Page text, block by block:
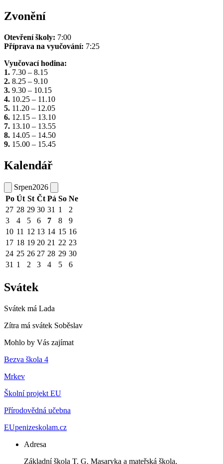
Zvonění
Otevření školy: 7:00
Příprava na vyučování: 7:25
Vyučovací hodina:
1. 7.30 – 8.15
2. 8.25 – 9.10
3. 9.30 – 10.15
4. 10.25 – 11.10
5. 11.20 – 12.05
6. 12.15 – 13.10
7. 13.10 – 13.55
8. 14.05 – 14.50
9. 15.00 – 15.45
Kalendář
Srpen2026
Po Út St Čt Pá So Ne
27 28 29 30 31 1
2
3
4 5 6 7 8
9
10 11 12 13 14 15 16
17 18 19 20 21 22 23
24 25 26 27 28 29 30
31 1 2 3 4 5 6
Svátek
Svátek má Lada
Zítra má svátek Soběslav
Mohlo by Vás zajímat
Bezva škola 4
Mrkev
Školní projekt EU
Přírodovědná učebna
EUpenizeskolam.cz
Adresa
Základní škola T. G. Masaryka a mateřská škola,